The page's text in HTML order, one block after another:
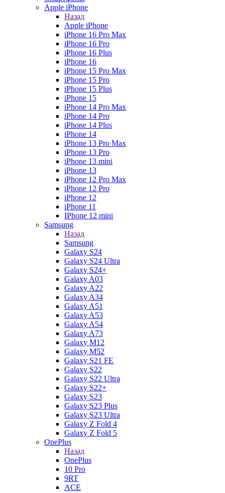
Apple iPhone
Назад
Apple iPhone
iPhone 16 Pro Max
iPhone 16 Pro
iPhone 16 Plus
iPhone 16
iPhone 15 Pro Max
iPhone 15 Pro
iPhone 15 Plus
iPhone 15
iPhone 14 Pro Max
iPhone 14 Pro
iPhone 14 Plus
iPhone 14
iPhone 13 Pro Max
iPhone 13 Pro
iPhone 13 mini
iPhone 13
iPhone 12 Pro Max
iPhone 12 Pro
iPhone 12
iPhone 11
IPhone 12 mini
Samsung
Назад
Samsung
Galaxy S24
Galaxy S24 Ultra
Galaxy S24+
Galaxy A03
Galaxy A22
Galaxy A34
Galaxy A51
Galaxy A53
Galaxy A54
Galaxy A73
Galaxy M12
Galaxy M52
Galaxy S21 FE
Galaxy S22
Galaxy S22 Ultra
Galaxy S22+
Galaxy S23
Galaxy S23 Plus
Galaxy S23 Ultra
Galaxy Z Fold 4
Galaxy Z Fold 5
OnePlus
Назад
OnePlus
10 Pro
9RT
ACE